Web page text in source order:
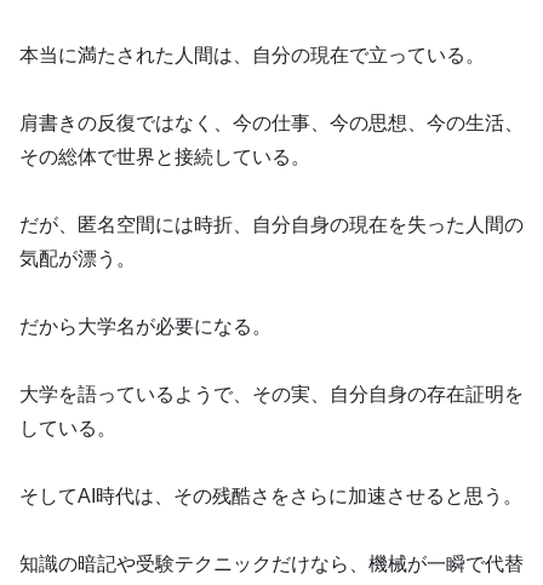
本当に満たされた人間は、自分の現在で立っている。
肩書きの反復ではなく、今の仕事、今の思想、今の生活、
その総体で世界と接続している。
だが、匿名空間には時折、自分自身の現在を失った人間の
気配が漂う。
だから大学名が必要になる。
大学を語っているようで、その実、自分自身の存在証明を
している。
そしてAI時代は、その残酷さをさらに加速させると思う。
知識の暗記や受験テクニックだけなら、機械が一瞬で代替